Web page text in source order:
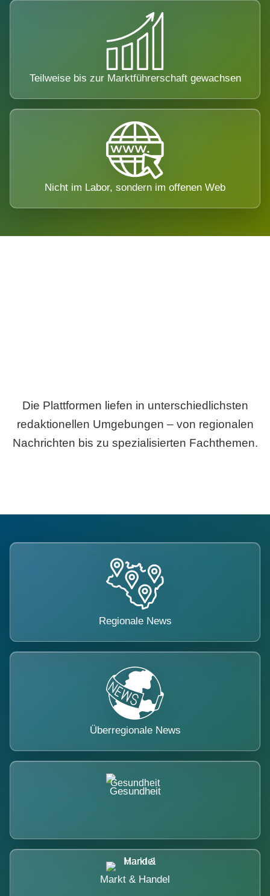
Teilweise bis zur Marktführerschaft gewachsen
Nicht im Labor, sondern im offenen Web
Die Plattformen liefen in unterschiedlichsten
redaktionellen Umgebungen – von regionalen
Nachrichten bis zu spezialisierten Fachthemen.
Regionale News
Überregionale News
Gesundheit
Markt & Handel